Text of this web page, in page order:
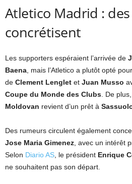
Atletico Madrid :
concrétisent
Les supporters espéraient l’arrivée de
Baena, mais l’Atletico a plutôt opté
de Clement Lenglet et Juan Musso
Coupe du Monde des Clubs. De
Moldovan revient d’un prêt à
Des rumeurs circulent également
Jose Maria Gimenez, avec un intérêt
Selon Diario AS, le président Enrique
ne souhaitent pas son départ.